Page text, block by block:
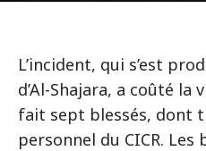
L’incident, qui s’est
d’Al-Shajara, a coûté la
fait sept blessés, dont
personnel du CICR. Les